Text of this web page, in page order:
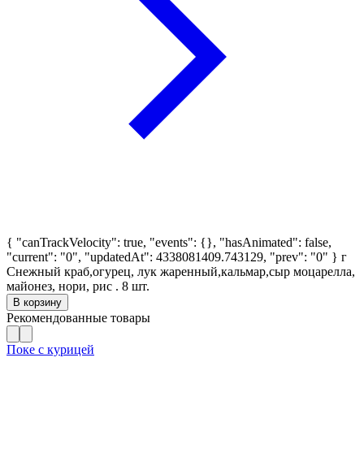
{ "canTrackVelocity": true, "events": {}, "hasAnimated": false,
"current": "0", "updatedAt": 4338081409.743129, "prev": "0" } г
Снежный краб,огурец, лук жаренный,кальмар,сыр моцарелла,
майонез, нори, рис . 8 шт.
В корзину
Рекомендованные товары
Поке с курицей